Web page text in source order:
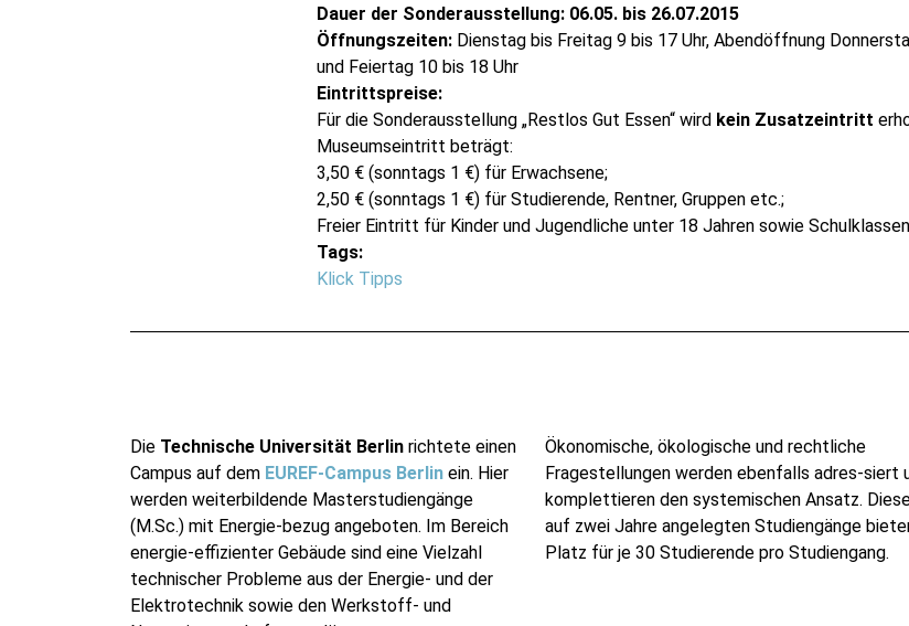
Dauer der Sonderausstellung: 06.05. bis 26.07.2015
Öffnungszeiten: Dienstag bis Freitag 9 bis 17 Uhr, Abendöffnung
und Feiertag 10 bis 18 Uhr
Eintrittspreise:
Für die Sonderausstellung „Restlos Gut Essen“ wird kein Zusatzeintritt
Museumseintritt beträgt:
3,50 € (sonntags 1 €) für Erwachsene;
2,50 € (sonntags 1 €) für Studierende, Rentner, Gruppen etc.;
Freier Eintritt für Kinder und Jugendliche unter 18 Jahren sowie
Tags:
Klick Tipps
Die Technische Universität Berlinrichtete einen
Campus auf dem EUREF-Campus Berlinein. Hier
werden weiterbildende Masterstudiengänge
(M.Sc.) mit Energie-bezug angeboten. Im Bereich
energie-effizienter Gebäude sind eine Vielzahl
technischer Probleme aus der Energie- und der
Elektrotechnik sowie den Werkstoff- und
Ökonomische, ökologische und rechtliche
Fragestellungen werden ebenfalls adres-siert
komplettieren den systemischen Ansatz.
auf zwei Jahre angelegten Studiengänge
Platz für je 30 Studierende pro Studiengang.